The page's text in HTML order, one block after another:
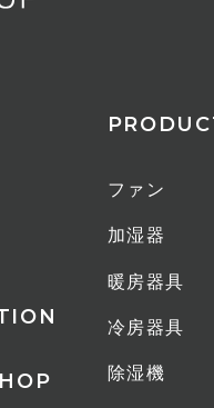
ディスプレイ
ー機能
れかんたんガード分解
ファン
加湿器
暖房器具
冷房器具
除湿機